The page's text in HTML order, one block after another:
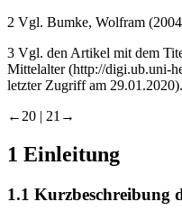
2 Vgl. Bumke, Wolfram
3 Vgl. den Artikel mit dem
Mittelalter(http://digi.ub.uni-
letzter Zugriff am 29.01.2020).
←20 | 21→
1 Einleitung
1.1 Kurzbeschreibung